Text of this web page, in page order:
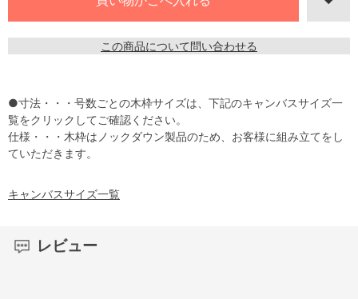
この商品について問い合わせる
●寸法・・・号数ごとの木枠サイズは、下記のキャンバスサイズ一
覧をクリックしてご確認ください。
仕様・・・木枠はノックダウン製品のため、お客様に組み立てをし
ていただきます。
キャンバスサイズ一覧
レビュー